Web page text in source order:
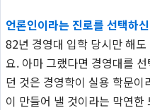
언론인이라는 진로를 선택하
82년 경영대 입학 당시만 해
요. 아마 그랬다면 경영대를
던 것은 경영학이 실용 학문
이 만들어 낼 것이라는 막연